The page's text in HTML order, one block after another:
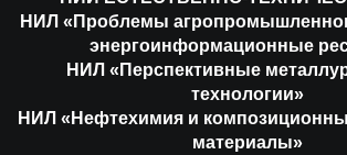
НИЛ «Проблемы
энергоинформационные
НИЛ «Перспективные
технологии»
НИЛ «Нефтехимия и
материалы»